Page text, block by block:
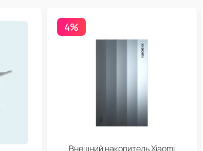
4%
Внешний накопитель Xiaomi